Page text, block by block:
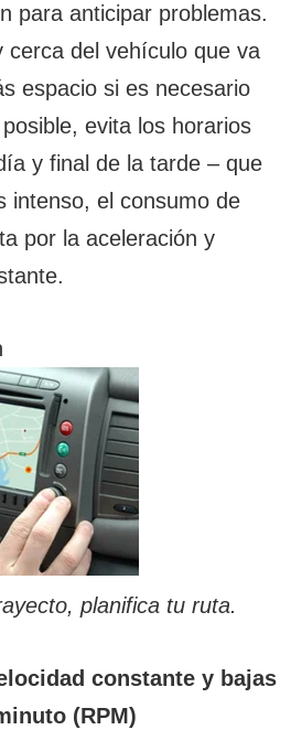
para anticipar problemas.
cerca del vehículo que va
espacio si es necesario
evita los horarios
y final de la tarde – que
intenso, el consumo de
por la aceleración y
planifica tu ruta.
constante y bajas
(RPM)